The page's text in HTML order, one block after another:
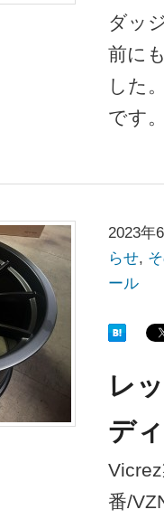
ダッ
前に
した
です
2023年
らせ,
ール
レ
デ
番/